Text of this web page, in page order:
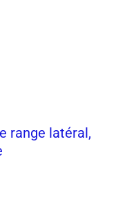
range latéral,